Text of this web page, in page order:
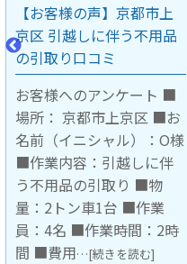
【お客様の声】京都府京
都市 家電の買取 口コミ
お客様へのアンケート ■
場所： 京都府京都市（マ
ンション7階エレベーター
有り） ■お名前（イニシ
ャル）：M・H様 ■作業内
容：家電の買取 ■買取
品： ①日立6ドア冷蔵庫
R-KWC…[続きを読む]